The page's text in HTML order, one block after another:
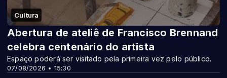
Cultura
07/08/2026 • 15:30
Abertura de ateliê de Francisco Brennand
celebra centenário do artista
Espaço poderá ser visitado pela primeira vez pelo público.